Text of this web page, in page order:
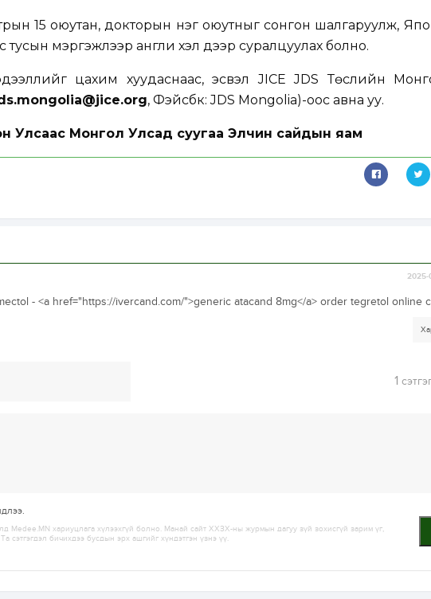
15 оюутан, докторын нэг оюутныг сонгон шалгаруулж,
тусын мэргэжлээр англи хэл дээр суралцуулах болно.
цахим хуудаснаас, эсвэл JICE JDS Төслийн
, Фэйсбүүк:JDS Mongolia)-оос авна уу.
Улсаас Монгол Улсад суугаа Элчин сайдын яам
2025-
- <a href="https://ivercand.com/">generic atacand 8mg</a> order tegretol online
1
Medee.MN хариуцлага хүлээхгүй болно. Манай сайт ХХЗХ-ны журмын дагуу зүй зохисгүй зарим үг,
сэтгэгдэл бичихдээ бусдын эрх ашгийг хүндэтгэн үзнэ үү.